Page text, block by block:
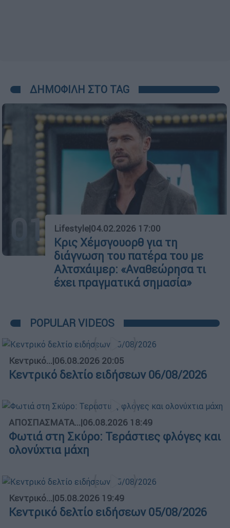
ΔΗΜΟΦΙΛΗ ΣΤΟ TAG
01 Lifestyle|04.02.2026 17:00
Κρις Χέμσγουορθ για τη
διάγνωση του πατέρα του με
Αλτσχάιμερ: «Αναθεώρησα τι
έχει πραγματικά σημασία»
POPULAR VIDEOS
Κεντρικό...|06.08.2026 20:05
Κεντρικό δελτίο ειδήσεων 06/08/2026
ΑΠΟΣΠΑΣΜΑΤΑ...|06.08.2026 18:49
Φωτιά στη Σκύρο: Τεράστιες φλόγες και
ολονύχτια μάχη
Κεντρικό...|05.08.2026 19:49
Κεντρικό δελτίο ειδήσεων 05/08/2026